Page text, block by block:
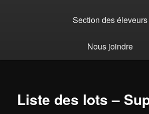
Section des éleveurs
Nous joindre
Liste des lots –